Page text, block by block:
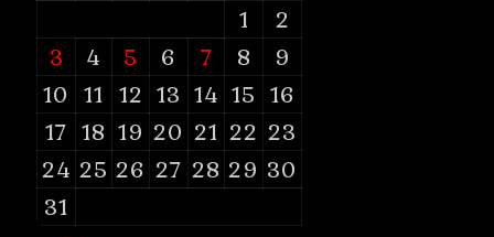
1
2
3
4 5 6 7 8
9
10 11 12 13 14 15 16
17 18 19 20 21 22 23
24 25 26 27 28 29 30
31